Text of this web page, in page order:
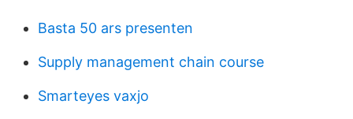
Basta 50 ars presenten
Supply management chain course
Smarteyes vaxjo